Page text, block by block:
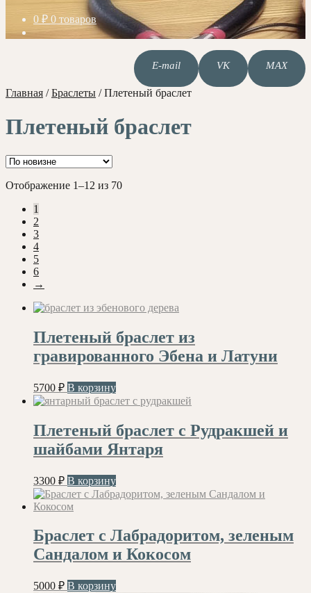
0 ₽ 0 товаров
E-mail VK MAX
Главная /Браслеты /Плетеный браслет
Плетеный браслет
Отображение 1–12 из 70Сортировка:
1
2
3
4
5
6
→
Плетеный браслет из
гравированного Эбена и Латуни
5700 ₽ В корзину
Плетеный браслет с Рудракшей и
шайбами Янтаря
3300 ₽ В корзину
Браслет с Лабрадоритом, зеленым
Сандалом и Кокосом
5000 ₽ В корзину